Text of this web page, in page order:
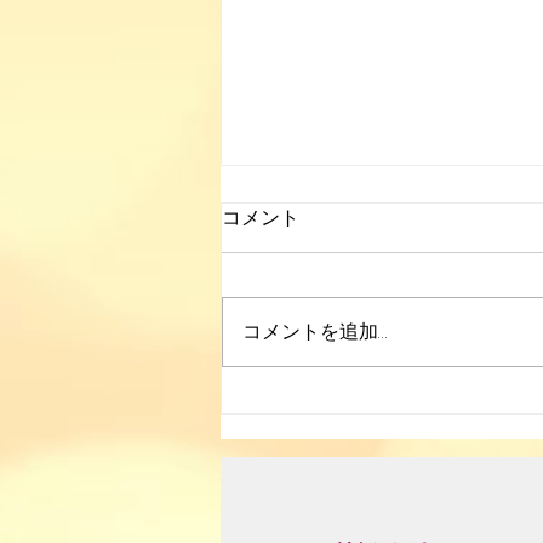
大楠野草部
コメント
コメントを追加…